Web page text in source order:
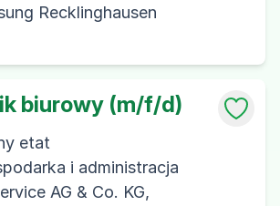
Recklinghausen
biurowy (m/f/d)
etat
i administracja
AG & Co. KG,